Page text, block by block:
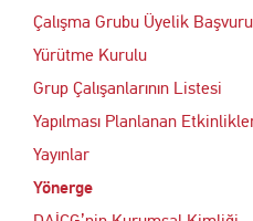
Çalışma Grubu Üyelik
Yürütme Kurulu
Grup Çalışanlarının Listesi
Yapılması Planlanan
Yayınlar
Yönerge